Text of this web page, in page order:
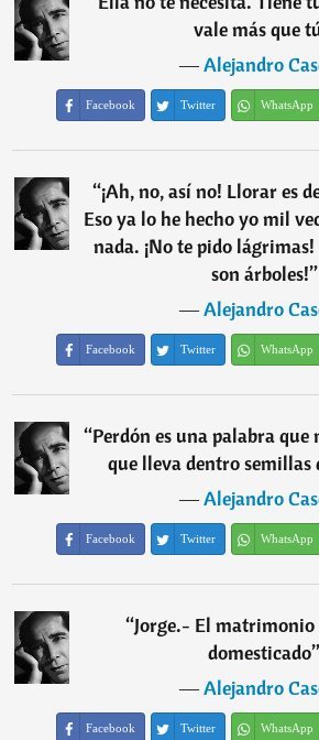
vale más que
―Alejandro
Facebook Twitter WhatsApp
“¡Ah, no, así no! Llorar es
Eso ya lo he hecho yo mil
nada. ¡No te pido lágrimas!
son árboles!”
―Alejandro
Facebook Twitter WhatsApp
“Perdón es una palabra que
que lleva dentro semillas
―Alejandro
Facebook Twitter WhatsApp
“Jorge.- El matrimonio
domesticado”
―Alejandro
Facebook Twitter WhatsApp